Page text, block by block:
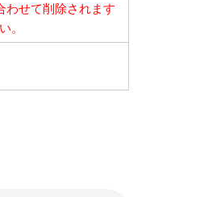
わせて削除されます
。